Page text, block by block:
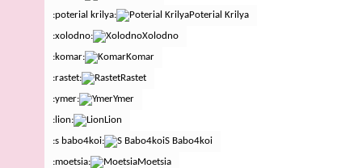
:poterial krilya:
Poterial Krilya
:xolodno:
Xolodno
:komar:
Komar
:rastet:
Rastet
:ymer:
Ymer
:lion:
Lion
:s babo4koi:
S Babo4koi
:moetsia:
Moetsia